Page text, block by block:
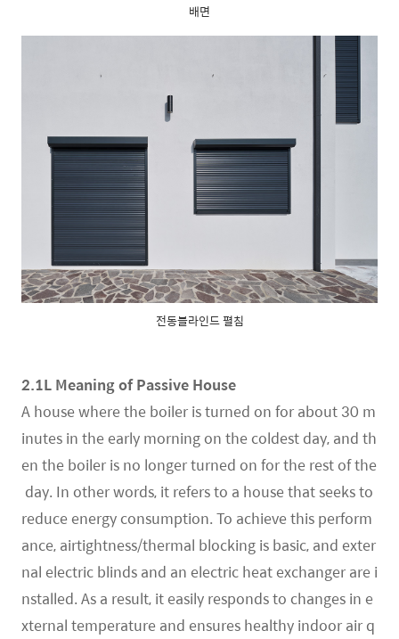
배면
전동블라인드 펼침
2.1L Meaning of Passive House
A house where the boiler is turned on for about 30 m
inutes in the early morning on the coldest day, and th
en the boiler is no longer turned on for the rest of the
day. In other words, it refers to a house that seeks to
reduce energy consumption. To achieve this perform
ance, airtightness/thermal blocking is basic, and exter
nal electric blinds and an electric heat exchanger are i
nstalled. As a result, it easily responds to changes in e
xternal temperature and ensures healthy indoor air q